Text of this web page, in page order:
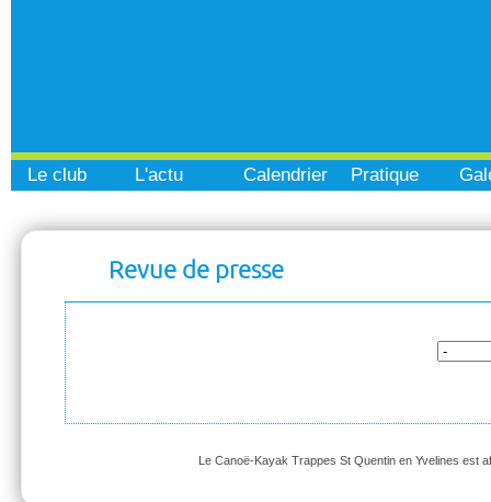
Le club L'actu Calendrier Pratique
Revue de presse
Le Canoë-Kayak Trappes St Quentin en Yvelines est